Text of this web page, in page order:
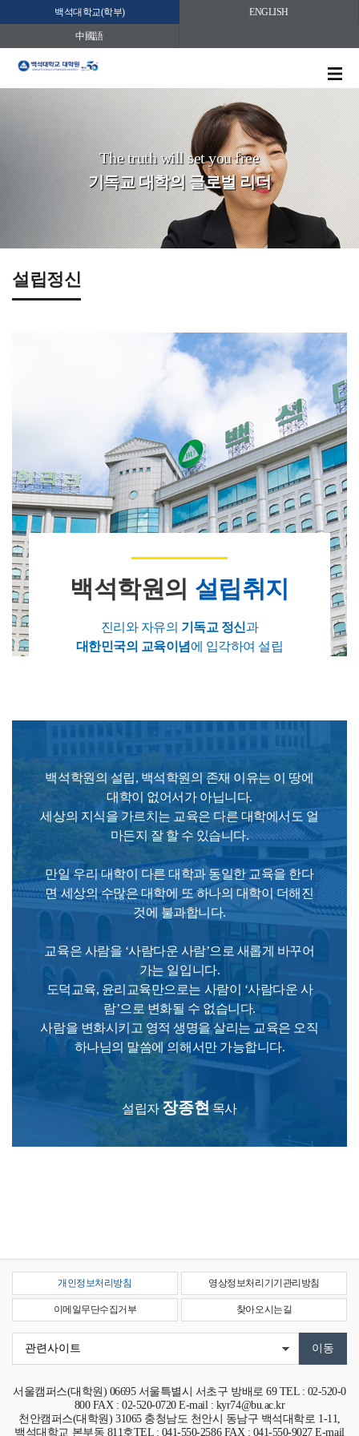
백석대학교(학부) ENGLISH
中國語
The truth will set you free
기독교 대학의 글로벌 리더
설립정신
백석학원의 설립취지
진리와 자유의 기독교 정신과
대한민국의 교육이념에 입각하여 설립
백석학원의 설립, 백석학원의 존재 이유는 이 땅에
대학이 없어서가 아닙니다.
세상의 지식을 가르치는 교육은 다른 대학에서도 얼
마든지 잘 할 수 있습니다.
만일 우리 대학이 다른 대학과 동일한 교육을 한다
면 세상의 수많은 대학에 또 하나의 대학이 더해진
것에 불과합니다.
교육은 사람을 ‘사람다운 사람’으로 새롭게 바꾸어
가는 일입니다.
도덕교육, 윤리교육만으로는 사람이 ‘사람다운 사
람’으로 변화될 수 없습니다.
사람을 변화시키고 영적 생명을 살리는 교육은 오직
하나님의 말씀에 의해서만 가능합니다.
설립자 장종현목사
개인정보처리방침 영상정보처리기기관리방침
이메일무단수집거부 찾아오시는길
서울캠퍼스(대학원) 06695 서울특별시 서초구 방배로 69 TEL : 02-520-0
800 FAX : 02-520-0720 E-mail : kyr74@bu.ac.kr
천안캠퍼스(대학원) 31065 충청남도 천안시 동남구 백석대학로 1-11,
백석대학교 본부동 811호TEL : 041-550-2586 FAX : 041-550-9027 E-mail